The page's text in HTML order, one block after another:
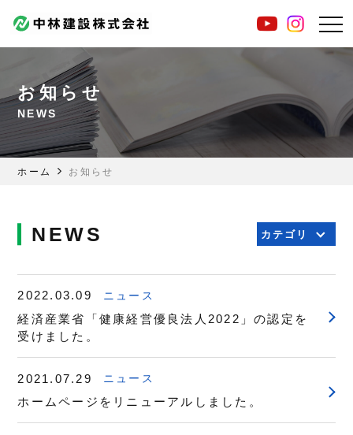
お知らせ
NEWS
ホーム お知らせ
NEWS
2022.03.09 ニュース
経済産業省「健康経営優良法人2022」の認定を
受けました。
2021.07.29 ニュース
ホームページをリニューアルしました。